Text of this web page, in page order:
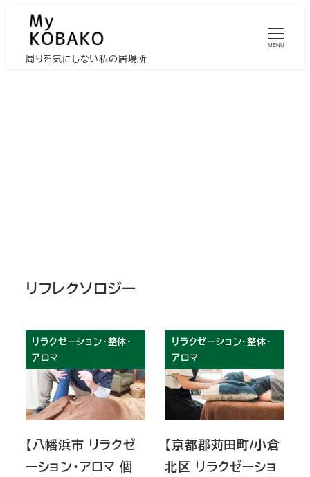
周りを気にしない私の居場所
MENU
リフレクソロジー
リラクゼーション・整体・
アロマ
【八幡浜市 リラクゼ
ーション・アロマ 個
リラクゼーション・整体・
アロマ
【京都郡苅田町/小倉
北区 リラクゼーショ